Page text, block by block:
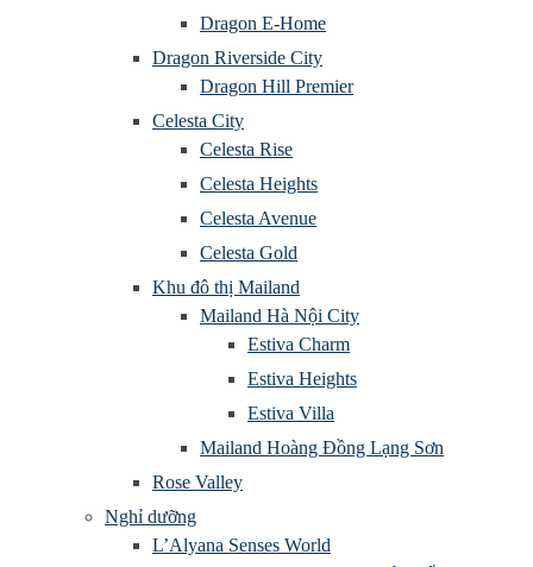
Dragon E-Home
Dragon Riverside City
Dragon Hill Premier
Celesta City
Celesta Rise
Celesta Heights
Celesta Avenue
Celesta Gold
Khu đô thị Mailand
Mailand Hà Nội City
Estiva Charm
Estiva Heights
Estiva Villa
Mailand Hoàng Đồng Lạng Sơn
Rose Valley
Nghỉ dưỡng
L’Alyana Senses World